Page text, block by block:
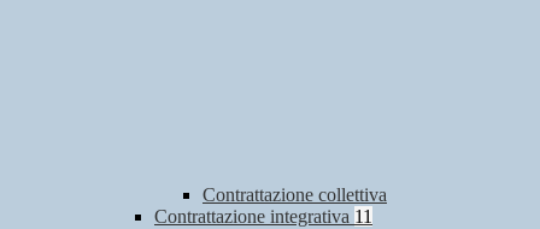
Contrattazione collettiva
Contrattazione integrativa 11